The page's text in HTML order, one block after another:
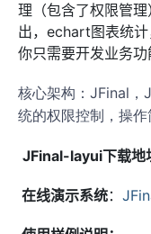
理（包含了权限管
出，echart图表统
你只需要开发业务
核心架构： JFinal，
统的权限控制，操
JFinal-layui下载地
在线演示系统：